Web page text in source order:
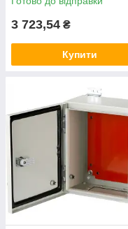
шафа
3 723,54 ₴
Купити